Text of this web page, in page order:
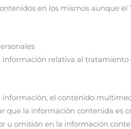
en los mismos aunque
relativa al
el contenido
que la información contenida es
u omisión en la información